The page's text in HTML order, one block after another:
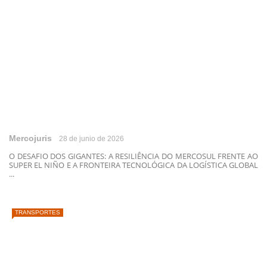
Mercojuris 28 de junio de 2026
O DESAFIO DOS GIGANTES: A RESILIÊNCIA DO MERCOSUL FRENTE AO
SUPER EL NIÑO E A FRONTEIRA TECNOLÓGICA DA LOGÍSTICA GLOBAL
...
TRANSPORTES